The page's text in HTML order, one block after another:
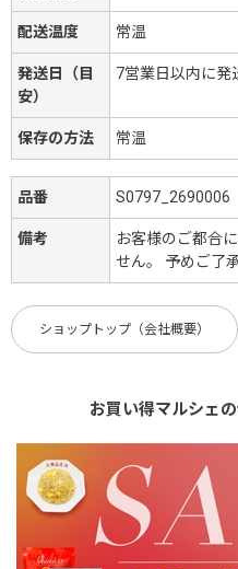
配送温度 常温
発送日（目
安）
7営業日以内に発
保存の方法 常温
品番 S0797_2690006
備考
お客様のご都合
せん。 予めご了
ショップトップ（会社概要）
お買い得マルシェ